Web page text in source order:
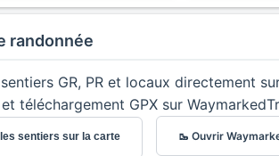
randonnée
GR, PR et locaux directement
téléchargement GPX sur
sentiers sur la carte 🥾 Ouvrir